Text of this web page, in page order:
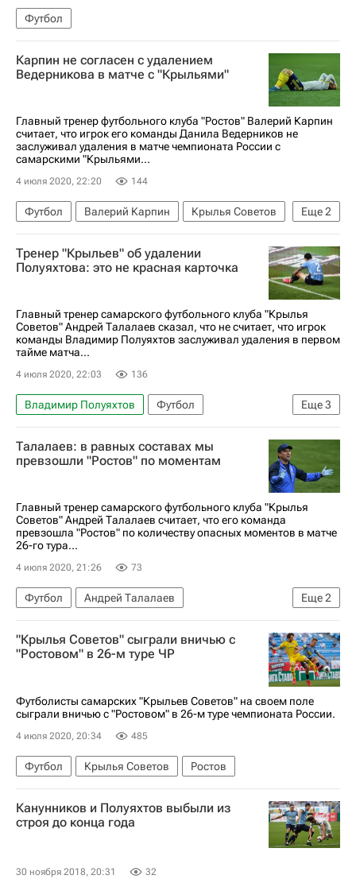
Футбол
Карпин не согласен с удалением
Ведерникова в матче с "Крыльями"
Главный тренер футбольного клуба "Ростов" Валерий Карпин
считает, что игрок его команды Данила Ведерников не
заслуживал удаления в матче чемпионата России с
самарскими "Крыльями...
4 июля 2020, 22:20 144
Еще2
Футбол Валерий Карпин
Крылья Советов
Ростов
Данила Ведерников
Тренер "Крыльев" об удалении
Полуяхтова: это не красная карточка
Главный тренер самарского футбольного клуба "Крылья
Советов" Андрей Талалаев сказал, что не считает, что игрок
команды Владимир Полуяхтов заслуживал удаления в первом
тайме матча...
4 июля 2020, 22:03 136
Еще3
Владимир Полуяхтов
Футбол
Андрей Талалаев
Крылья Советов Ростов
Талалаев: в равных составах мы
превзошли "Ростов" по моментам
Главный тренер самарского футбольного клуба "Крылья
Советов" Андрей Талалаев считает, что его команда
превзошла "Ростов" по количеству опасных моментов в матче
26-го тура...
4 июля 2020, 21:26 73
Еще2
Футбол
Андрей Талалаев
Крылья Советов
Ростов
"Крылья Советов" сыграли вничью с
"Ростовом" в 26-м туре ЧР
Футболисты самарских "Крыльев Советов" на своем поле
сыграли вничью с "Ростовом" в 26-м туре чемпионата России.
4 июля 2020, 20:34 485
Футбол Крылья Советов Ростов
Канунников и Полуяхтов выбыли из
строя до конца года
30 ноября 2018, 20:31 32